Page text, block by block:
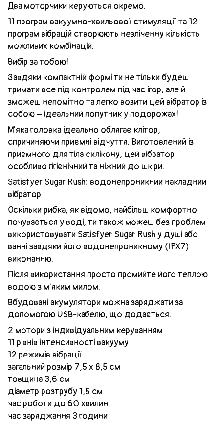
Два моторчики керуються окремо.
11 програм вакуумно-хвильової стимуляції та 12
програм вібрацій створюють незліченну кількість
можливих комбінацій.
Вибір за тобою!
Завдяки компактній формі ти не тільки будеш
тримати все під контролем під час ігор, але й
зможеш непомітно та легко возити цей вібратор із
собою – ідеальний попутник у подорожах!
М'яка головка ідеально облягає клітор,
спричиняючи приємні відчуття. Виготовлений із
приємного для тіла силікону, цей вібратор
особливо гігієнічний та ніжний до шкіри.
Satisfyer Sugar Rush: водонепроникний накладний
вібратор
Оскільки рибка, як відомо, найбільш комфортно
почувається у воді, ти також можеш без проблем
використовувати Satisfyer Sugar Rush у душі або
ванні завдяки його водонепроникному (IPX7)
виконанню.
Після використання просто промийте його теплою
водою з м'яким милом.
Вбудовані акумулятори можна заряджати за
допомогою USB-кабелю, що додається.
2 мотори з індивідуальним керуванням
11 рівнів інтенсивності вакууму
12 режимів вібрації
загальний розмір 7,5 х 8,5 см
товщина 3,6 см
діаметр розтрубу 1,5 см
час роботи до 60 хвилин
час заряджання 3 години